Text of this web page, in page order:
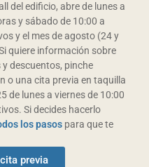
del edificio, abre de lunes a
y sábado de 10:00 a
y el mes de agosto (24 y
quiere información sobre
descuentos, pinche
o una cita previa en taquilla
de lunes a viernes de 10:00
Si decides hacerlo
los pasos para que te
previa